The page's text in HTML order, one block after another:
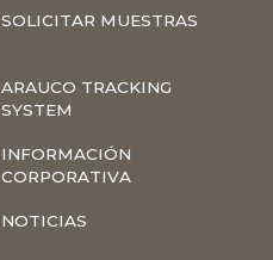
SOLICITAR MUESTRAS
ARAUCO TRACKING
SYSTEM
INFORMACIÓN
CORPORATIVA
NOTICIAS